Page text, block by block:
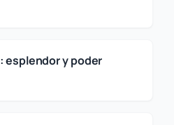
esplendor y poder